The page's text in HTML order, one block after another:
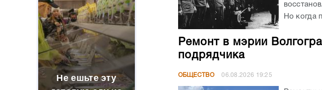
Не ешьте эту
Но когда
Ремонт в мэрии
подрядчика
ОБЩЕСТВО 06.08.2026 19:25